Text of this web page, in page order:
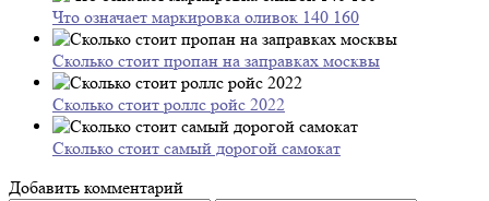
Что означает маркировка оливок 140 160
Сколько стоит пропан на заправках москвы
Сколько стоит роллс ройс 2022
Сколько стоит самый дорогой самокат
Добавить комментарий